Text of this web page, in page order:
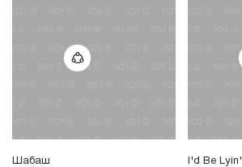
Шабаш
I'd Be Lyin'